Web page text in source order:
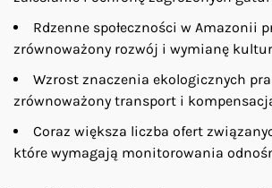
Rdzenne społeczności w Amazonii
zrównoważony rozwój i wymianę
Wzrost znaczenia ekologicznych
zrównoważony transport i
Coraz większa liczba ofert
które wymagają monitorowania